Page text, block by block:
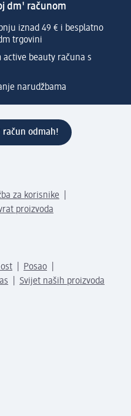
dm' računom
iznad 49 € i besplatno
trgovini
beauty računa s
narudžbama
račun odmah!
za korisnike
proizvoda
Posao
Svijet naših proizvoda